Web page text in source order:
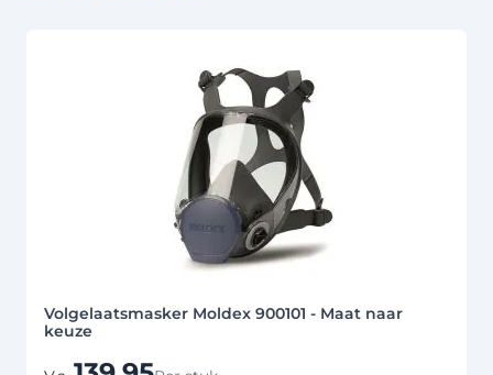
Volgelaatsmasker Moldex 900101 - Maat naar
keuze